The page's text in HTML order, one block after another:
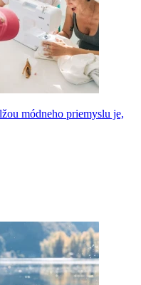
módneho priemyslu je,